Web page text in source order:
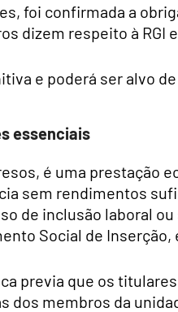
foi confirmada a
dizem respeito à RGI e
e poderá ser alvo
essenciais
é uma prestação
sem rendimentos
de inclusão laboral
Social de Inserção,
previa que os
dos membros da